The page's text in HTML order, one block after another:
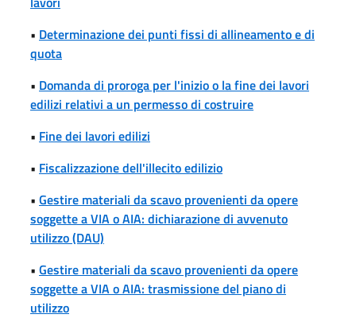
• Determinazione dei punti fissi di allineamento e di
quota
• Domanda di proroga per l'inizio o la fine dei lavori
edilizi relativi a un permesso di costruire
• Fine dei lavori edilizi
• Fiscalizzazione dell'illecito edilizio
• Gestire materiali da scavo provenienti da opere
soggette a VIA o AIA: dichiarazione di avvenuto
utilizzo (DAU)
• Gestire materiali da scavo provenienti da opere
soggette a VIA o AIA: trasmissione del piano di
utilizzo